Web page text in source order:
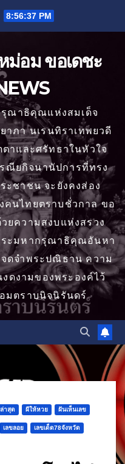
8:56:39 PM
ม่อม ขอเดชะ
ณาธิคุณแห่งสมเด็จ
าภา นเรนทิราเทพยวดี
ตาและศรัทธาในหัวใจ
ณียกิจนานัปการที่ทรง
ะชาชน จะยังคงส่อง
คนไทยตราบชั่วกาล ขอ
ยความสงบแห่งสรวง
ะมหากรุณาธิคุณอันหา
ดจำพระปณิธาน ความ
ดงามของพระองค์ไว้
มตราบนิจนิรันดร์
าสุด ผีให้หวย ฝันเห็นเลข
เลขลอย เลขเด็ด78จังหวัด